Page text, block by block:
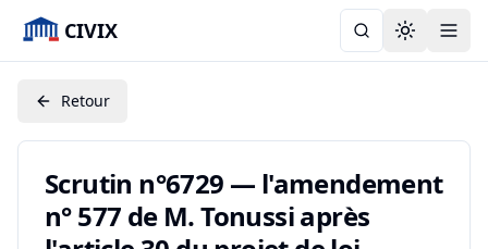
CIVIX Toggle
Retour
Scrutin n°6729 — l'amendement
n° 577 de M. Tonussi après